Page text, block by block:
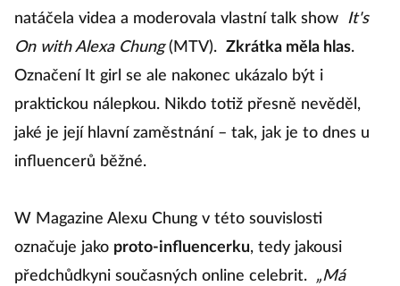
natáčela videa a moderovala vlastní talk show
It's
On with Alexa Chung(MTV). Zkrátka měla hlas.
Označení It girl se ale nakonec ukázalo být i
praktickou nálepkou. Nikdo totiž přesně nevěděl,
jaké je její hlavní zaměstnání – tak, jak je to dnes u
influencerů běžné.
W Magazine Alexu Chung v této souvislosti
označuje jako proto-influencerku, tedy jakousi
předchůdkyni současných online celebrit.
„Má